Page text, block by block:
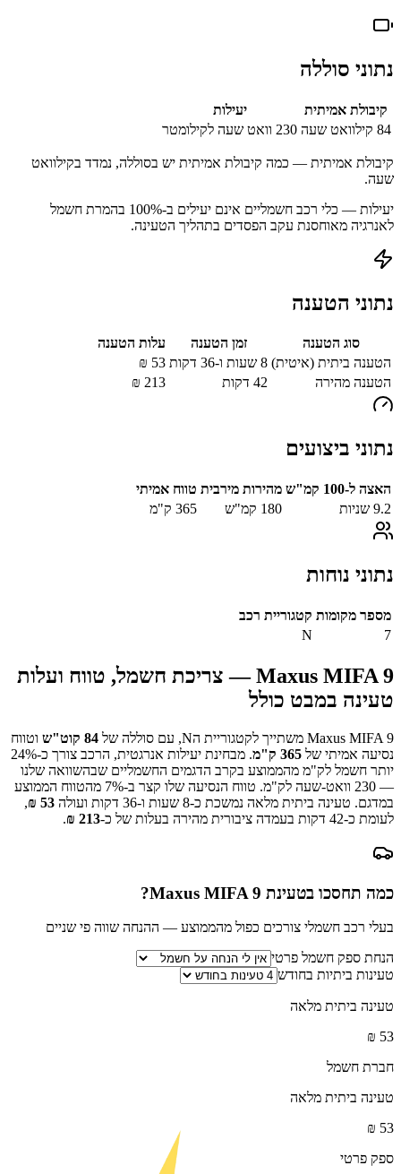
נתוני סוללה
קיבולת אמיתית
יעילות
84 קילוואט שעה 230 וואט שעה לקילומטר
קיבולת אמיתית — כמה קיבולת אמיתית יש בסוללה, נמדד בקילוואט
שעה.
יעילות — כלי רכב חשמליים אינם יעילים ב-100% בהמרת חשמל
לאנרגיה מאוחסנת עקב הפסדים בתהליך הטעינה.
נתוני הטענה
סוג הטענה זמן הטענה
עלות הטענה
הטענה ביתית (איטית) 8 שעות ו-36 דקות 53
₪
הטענה מהירה
42 דקות 213
₪
נתוני ביצועים
האצה ל-100 קמ"ש מהירות מירבית טווח אמיתי
9.2 שניות 180 קמ"ש 365 ק"מ
נתוני נוחות
מספר מקומות קטגוריית רכב
7
N
Maxus MIFA 9— צריכת חשמל, טווח ועלות
טעינה במבט כולל
Maxus MIFA 9 משתייך לקטגוריית הN, עם סוללה של 84 קוט"ש וטווח
נסיעה אמיתי של 365 ק"מ. מבחינת יעילות אנרגטית, הרכב צורך כ- 24%
יותר חשמל לק"מ מהממוצע בקרב הדגמים החשמליים שבהשוואה שלנו
—
230 וואט-שעה לק"מ. טווח הנסיעה שלו קצר ב- 7 % מהטווח הממוצע
במדגם. טעינה ביתית מלאה נמשכת כ-8 שעות ו-36 דקות ועולה 53
₪
,
לעומת כ-42 דקות בעמדה ציבורית מהירה בעלות של כ-213
₪
.
כמה תחסכו בטעינת Maxus MIFA 9
?
בעלי רכב חשמלי צורכים כפול מהממוצע — ההנחה שווה פי שניים
הנחת ספק חשמל פרטי
טעינות ביתיות בחודש
טעינה ביתית מלאה
53
₪
חברת חשמל
טעינה ביתית מלאה
53
₪
ספק פרטי